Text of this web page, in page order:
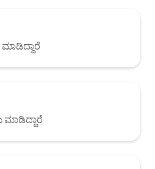
ಮಾಡಿದ್ದಾರೆ
ಮಾಡಿದ್ದಾರೆ